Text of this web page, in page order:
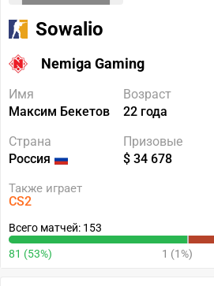
Sowalio
Nemiga Gaming
Имя
Максим Бекетов
Возраст
22 года
Страна
Россия
Призовые
$ 34 678
Также играет
CS2
Всего матчей: 153
81 (53%) 1 (1%)